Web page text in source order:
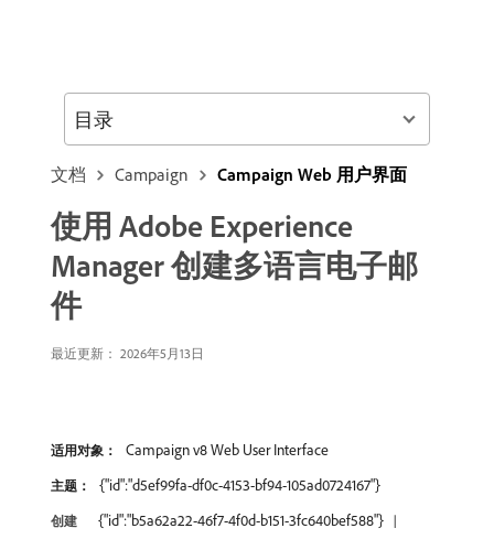
文档 Campaign Campaign Web 用户界面
使用 Adobe Experience
Manager 创建多语言电子邮
件
最近更新： 2026年5月13日
适用对象： Campaign v8 Web User Interface
主题： {"id":"d5ef99fa-df0c-4153-bf94-105ad0724167"}
创建
{"id":"b5a62a22-46f7-4f0d-b151-3fc640bef588"}
目录